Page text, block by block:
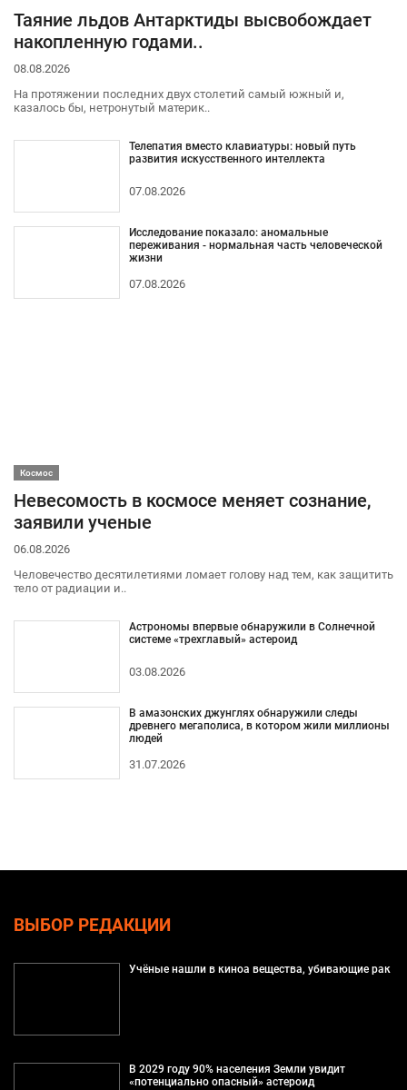
Таяние льдов Антарктиды высвобождает
накопленную годами..
08.08.2026
На протяжении последних двух столетий самый южный и,
казалось бы, нетронутый материк..
Телепатия вместо клавиатуры: новый путь
развития искусственного интеллекта
07.08.2026
Исследование показало: аномальные
переживания - нормальная часть человеческой
жизни
07.08.2026
Космос
Невесомость в космосе меняет сознание,
заявили ученые
06.08.2026
Человечество десятилетиями ломает голову над тем, как защитить
тело от радиации и..
Астрономы впервые обнаружили в Солнечной
системе «трехглавый» астероид
03.08.2026
В амазонских джунглях обнаружили следы
древнего мегаполиса, в котором жили миллионы
людей
31.07.2026
ВЫБОР РЕДАКЦИИ
Учёные нашли в киноа вещества, убивающие рак
В 2029 году 90% населения Земли увидит
«потенциально опасный» астероид